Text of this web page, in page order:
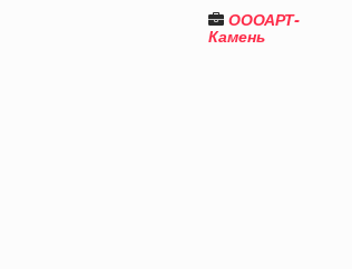
ОООАРТ-
Камень